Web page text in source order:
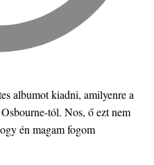
albumot kiadni, amilyenre a
tól. Nos, ő ezt nem
én magam fogom